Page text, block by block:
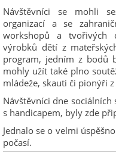
Návštěvníci se mohli
organizací a se
workshopů a tvořivých
výrobků dětí z
program, jedním z bodů
mohly užít také plno
mládeže, skauti či pionýři
Návštěvníci dne
s handicapem, byly zde
Jednalo se o velmi
počasí.